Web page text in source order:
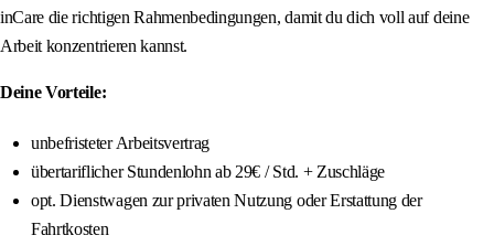
inCare die richtigen Rahmenbedingungen, damit du dich voll auf deine
Arbeit konzentrieren kannst.
Deine Vorteile:
unbefristeter Arbeitsvertrag
übertariflicher Stundenlohn ab 29€ / Std. + Zuschläge
opt. Dienstwagen zur privaten Nutzung oder Erstattung der
Fahrtkosten